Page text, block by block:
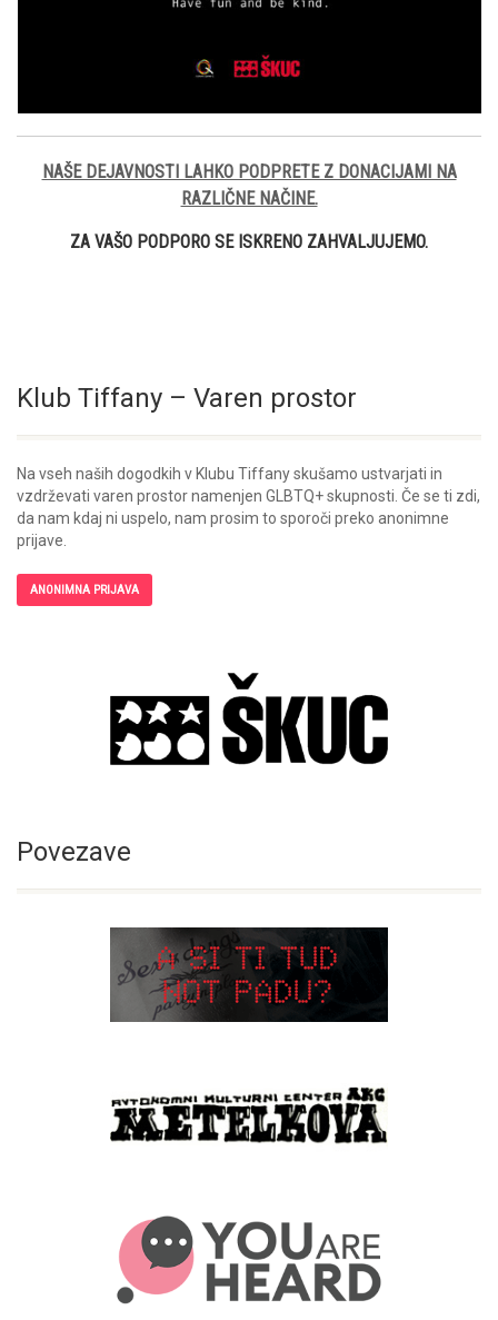
NAŠE DEJAVNOSTI LAHKO PODPRETE Z DONACIJAMI NA
RAZLIČNE NAČINE.
ZA VAŠO PODPORO SE ISKRENO ZAHVALJUJEMO.
Klub Tiffany – Varen prostor
Na vseh naših dogodkih v Klubu Tiffany skušamo ustvarjati in
vzdrževati varen prostor namenjen GLBTQ+ skupnosti. Če se ti zdi,
da nam kdaj ni uspelo, nam prosim to sporoči preko anonimne
prijave.
ANONIMNA PRIJAVA
Povezave